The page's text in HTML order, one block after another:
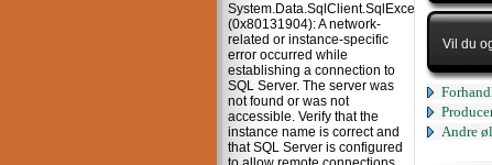
System.Data.SqlClient.SqlException
(0x80131904): A network-
related or instance-specific
error occurred while
establishing a connection to
SQL Server. The server was
not found or was not
accessible. Verify that the
instance name is correct and
that SQL Server is configured
Vil du
Andre